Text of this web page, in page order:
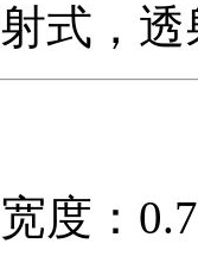
式，透
度：